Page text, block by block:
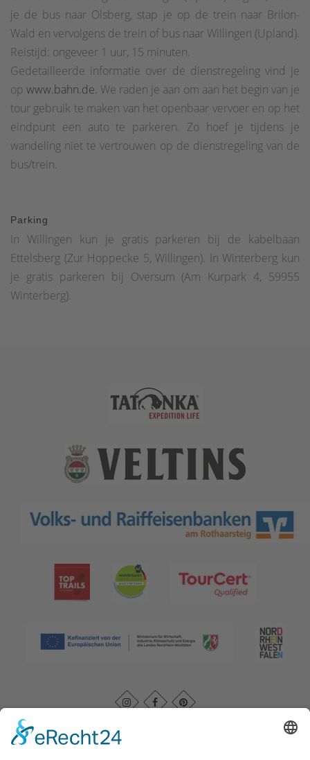
je de bus naar Olsberg, stap je op de trein naar Brilon-
Wald en vervolgens de trein of bus naar Willingen (Upland).
Reistijd: ongeveer 1 uur, 15 minuten.
Gedetailleerde informatie over de dienstregeling vind je
opwww.bahn.de. We raden je aan om aan het begin van je
tour gebruik te maken van het openbaar vervoer en op het
eindpunt een auto te parkeren. Zo hoef je tijdens je
wandeling niet te vertrouwen op de dienstregeling van de
bus/trein.
Parking
In Willingen kun je gratis parkeren bij de kabelbaan
Ettelsberg (Zur Hoppecke 5, Willingen). In Winterberg kun
je gratis parkeren bij Oversum (Am Kurpark 4, 59955
Winterberg).